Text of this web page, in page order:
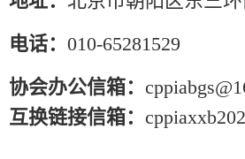
电话： 010-65281529
协会办公信箱：
互换链接信箱：